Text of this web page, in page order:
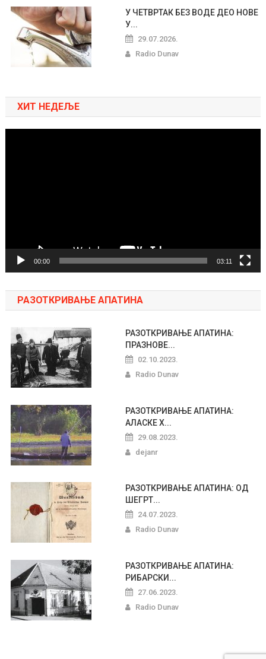
У ЧЕТВРТАК БЕЗ ВОДЕ ДЕО НОВЕ
У...
29.07.2026.
Radio Dunav
ХИТ НЕДЕЉЕ
00:00 03:11
РАЗОТКРИВАЊЕ АПАТИНА
РАЗОТКРИВАЊЕ АПАТИНА:
ПРАЗНОВЕ...
02.10.2023.
Radio Dunav
РАЗОТКРИВАЊЕ АПАТИНА:
АЛАСКЕ Х...
29.08.2023.
dejanr
РАЗОТКРИВАЊЕ АПАТИНА: ОД
ШЕГРТ...
24.07.2023.
Radio Dunav
РАЗОТКРИВАЊЕ АПАТИНА:
РИБАРСКИ...
27.06.2023.
Radio Dunav